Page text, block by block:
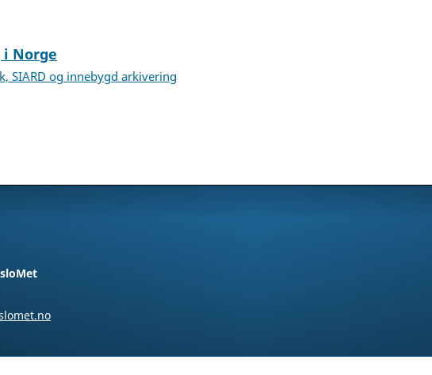
Norge
SIARD og innebygd arkivering